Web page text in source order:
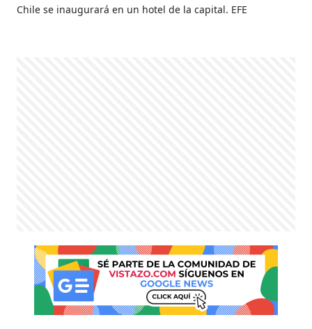
Chile se inaugurará en un hotel de la capital. EFE